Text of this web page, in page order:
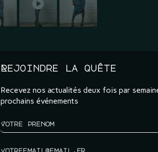
Rejoindre la quête
Recevez nos actualités deux fois par
prochains événements